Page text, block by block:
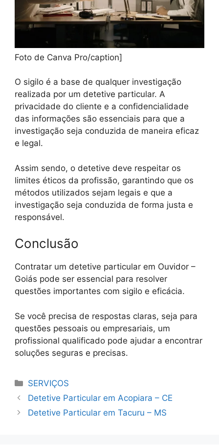
Foto de Canva Pro/caption]
O sigilo é a base de qualquer investigação
realizada por um detetive particular. A
privacidade do cliente e a confidencialidade
das informações são essenciais para que a
investigação seja conduzida de maneira eficaz
e legal.
Assim sendo, o detetive deve respeitar os
limites éticos da profissão, garantindo que os
métodos utilizados sejam legais e que a
investigação seja conduzida de forma justa e
responsável.
Conclusão
Contratar um detetive particular em Ouvidor –
Goiás pode ser essencial para resolver
questões importantes com sigilo e eficácia.
Se você precisa de respostas claras, seja para
questões pessoais ou empresariais, um
profissional qualificado pode ajudar a encontrar
soluções seguras e precisas.
Categorias
SERVIÇOS
Detetive Particular em Acopiara – CE
Detetive Particular em Tacuru – MS